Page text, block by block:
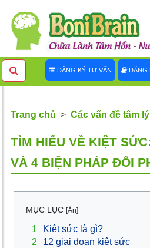
ĐĂNG KÝ TƯ VẤN ĐĂNG
Trang chủ Các vấn đề tâm lý
TÌM HIỂU VỀ KIỆT
VÀ 4 BIỆN PHÁP ĐỐI
MỤC LỤC [Ẩn]
1
Kiệt sức là gì?
2
12 giai đoạn kiệt sức